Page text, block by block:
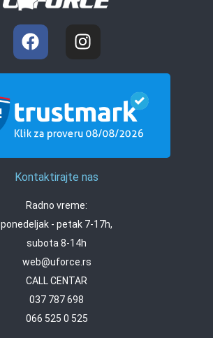
Kontaktirajte nas
Radno vreme:
ponedeljak - petak 7-17h,
subota 8-14h
web@uforce.rs
CALL CENTAR
037 787 698
066 525 0 525